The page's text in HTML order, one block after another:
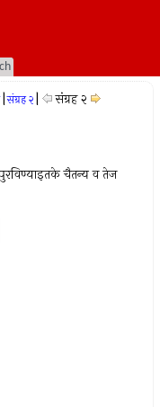
संग्रह २ संग्रह २
चैतन्य व तेज